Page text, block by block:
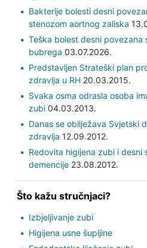
Bakterije bolesti desni
stenozom aortnog zaliska
Teška bolest desni povezana
bubrega 03.07.2026.
Predstavljen Strateški plan
zdravlja u RH20.03.2015.
Svaka osma odrasla osoba
zubi04.03.2013.
Danas se obilježava Svjetski
zdravlja 12.09.2012.
Redovita higijena zubi i desni
demencije23.08.2012.
Što kažu stručnjaci?
Izbjeljivanje zubi
Higijena usne šupljine